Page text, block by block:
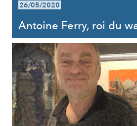
26/05/2020
Antoine Ferry, roi du